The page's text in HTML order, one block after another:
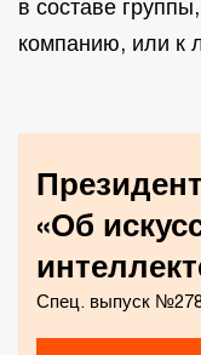
в составе
компанию, или к
«Об
Спец. выпуск